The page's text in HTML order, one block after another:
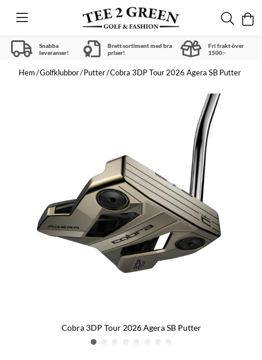
Snabba
leveranser!
Brett sortiment med bra
priser!
Fri frakt över
1500:-
Hem Golfklubbor Putter Cobra 3DP Tour 2026 Agera SB Putter
Cobra 3DP Tour 2026 Agera SB Putter